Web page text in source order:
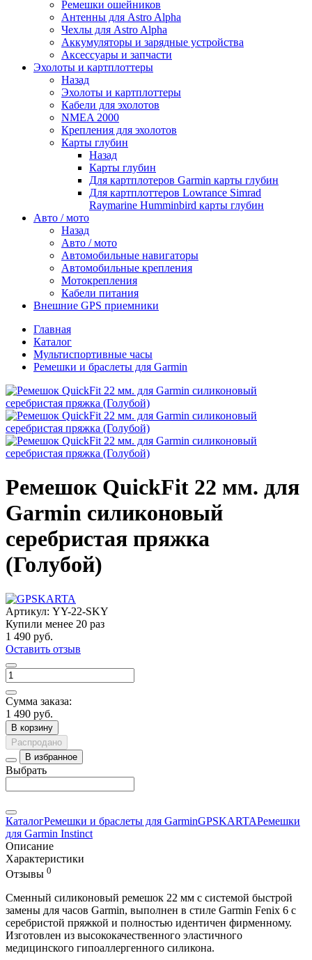
Ремешки ошейников
Антенны для Astro Alpha
Чехлы для Astro Alpha
Аккумуляторы и зарядные устройства
Аксессуары и запчасти
Эхолоты и картплоттеры
Назад
Эхолоты и картплоттеры
Кабели для эхолотов
NMEA 2000
Крепления для эхолотов
Карты глубин
Назад
Карты глубин
Для картплотеров Garmin карты глубин
Для картплоттеров Lowrance Simrad
Raymarine Humminbird карты глубин
Авто / мото
Назад
Авто / мото
Автомобильные навигаторы
Автомобильные крепления
Мотокрепления
Кабели питания
Внешние GPS приемники
Главная
Каталог
Мультиспортивные часы
Ремешки и браслеты для Garmin
Ремешок QuickFit 22 мм. для
Garmin силиконовый
серебристая пряжка
(Голубой)
Артикул: YY-22-SKY
Купили менее 20 раз
1 490 руб.
Оставить отзыв
Сумма заказа:
1 490 руб.
В корзину
Распродано
В избранное
Выбрать
КаталогРемешки и браслеты для GarminGPSKARTAРемешки
для Garmin Instinct
Описание
Характеристики
Отзывы 0
Сменный силиконовый ремешок 22 мм с системой быстрой
замены для часов Garmin, выполнен в стиле Garmin Fenix 6 с
серебристой пряжкой и полностью идентичен фирменному.
Изготовлен из высококачественного эластичного
медицинского гипоаллергенного силикона.